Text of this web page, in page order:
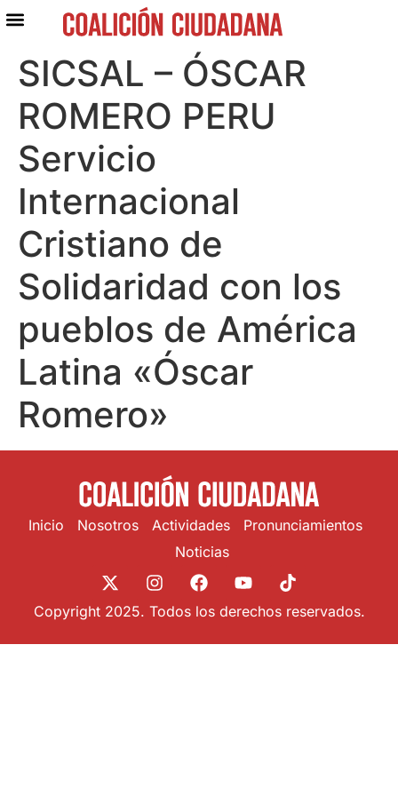
SICSAL – ÓSCAR
ROMERO PERU
Servicio
Internacional
Cristiano de
Solidaridad con los
pueblos de América
Latina «Óscar
Romero»
Inicio Nosotros Actividades
Pronunciamientos
Noticias
Copyright 2025. Todos los derechos reservados.